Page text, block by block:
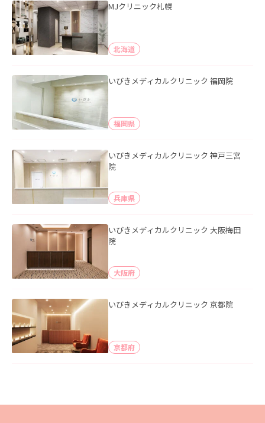
MJクリニック札幌
北海道
いびきメディカルクリニック 福岡院
福岡県
いびきメディカルクリニック 神戸三宮
院
兵庫県
いびきメディカルクリニック 大阪梅田
院
大阪府
いびきメディカルクリニック 京都院
京都府